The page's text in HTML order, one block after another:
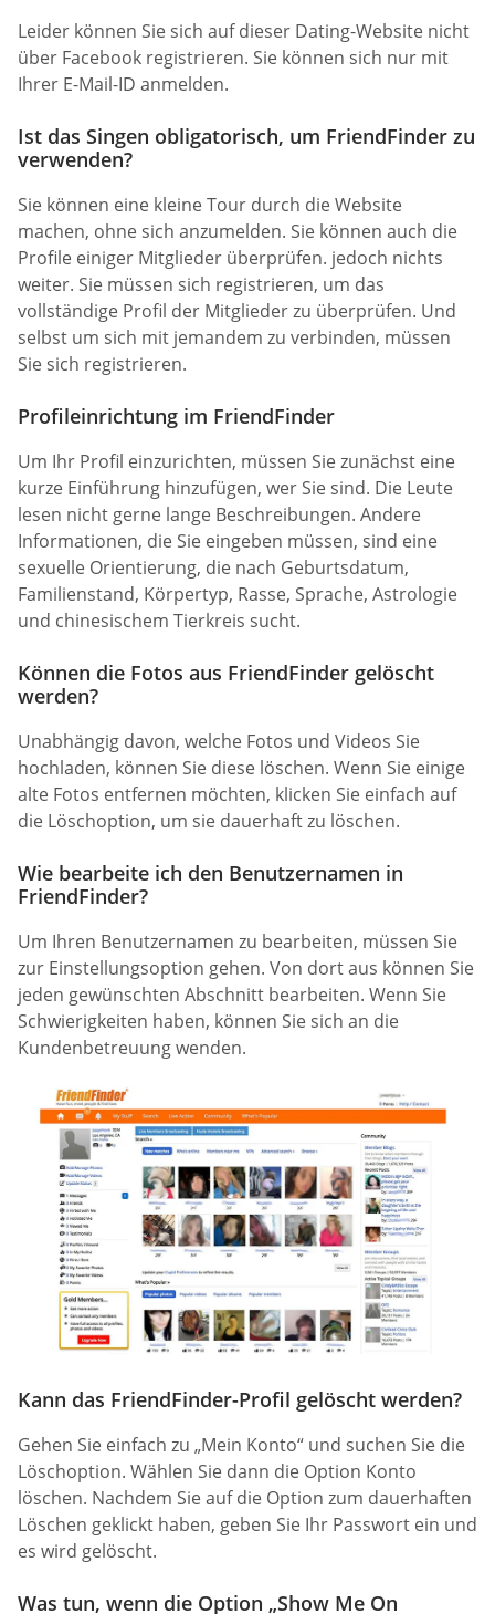
Leider können Sie sich auf dieser Dating-Website nicht
über Facebook registrieren. Sie können sich nur mit
Ihrer E-Mail-ID anmelden.
Ist das Singen obligatorisch, um FriendFinder zu
verwenden?
Sie können eine kleine Tour durch die Website
machen, ohne sich anzumelden. Sie können auch die
Profile einiger Mitglieder überprüfen. jedoch nichts
weiter. Sie müssen sich registrieren, um das
vollständige Profil der Mitglieder zu überprüfen. Und
selbst um sich mit jemandem zu verbinden, müssen
Sie sich registrieren.
Profileinrichtung im FriendFinder
Um Ihr Profil einzurichten, müssen Sie zunächst eine
kurze Einführung hinzufügen, wer Sie sind. Die Leute
lesen nicht gerne lange Beschreibungen. Andere
Informationen, die Sie eingeben müssen, sind eine
sexuelle Orientierung, die nach Geburtsdatum,
Familienstand, Körpertyp, Rasse, Sprache, Astrologie
und chinesischem Tierkreis sucht.
Können die Fotos aus FriendFinder gelöscht
werden?
Unabhängig davon, welche Fotos und Videos Sie
hochladen, können Sie diese löschen. Wenn Sie einige
alte Fotos entfernen möchten, klicken Sie einfach auf
die Löschoption, um sie dauerhaft zu löschen.
Wie bearbeite ich den Benutzernamen in
FriendFinder?
Um Ihren Benutzernamen zu bearbeiten, müssen Sie
zur Einstellungsoption gehen. Von dort aus können Sie
jeden gewünschten Abschnitt bearbeiten. Wenn Sie
Schwierigkeiten haben, können Sie sich an die
Kundenbetreuung wenden.
Kann das FriendFinder-Profil gelöscht werden?
Gehen Sie einfach zu „Mein Konto“ und suchen Sie die
Löschoption. Wählen Sie dann die Option Konto
löschen. Nachdem Sie auf die Option zum dauerhaften
Löschen geklickt haben, geben Sie Ihr Passwort ein und
es wird gelöscht.
Was tun, wenn die Option „Show Me On